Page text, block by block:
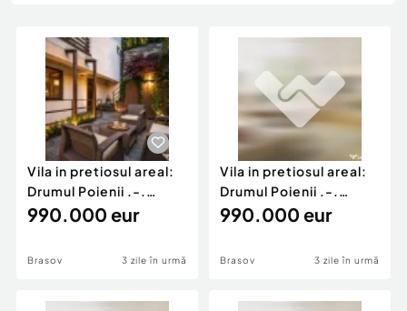
Animale de companie
Afaceri și echipamente profesionale
Inchiriere Bunuri si Vehicule
Piese auto si accesorii
Dacia Duster
Vila in pretiosul areal:
Drumul Poienii .-.
Centru Istoric M
990.000 eur
Brasov 3 zile în urmă
Vila in pretiosul areal:
Drumul Poienii .-.
Centru Istoric M
990.000 eur
Brasov 3 zile în urmă